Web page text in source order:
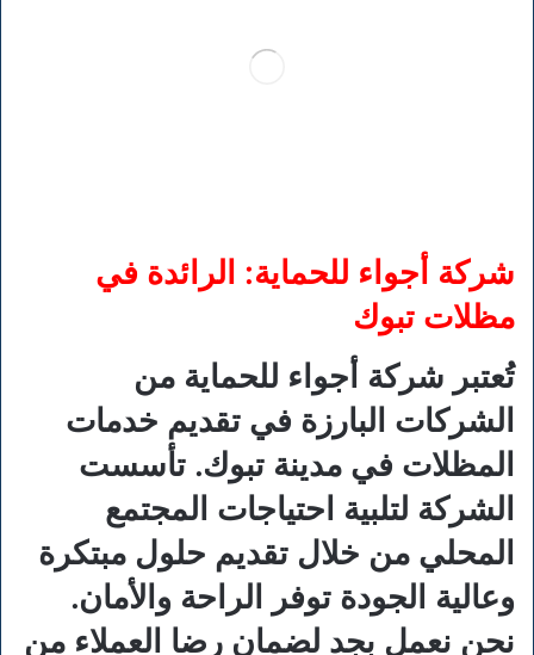
شركة أجواء للحماية: الرائدة في
مظلات تبوك
تُعتبر شركة أجواء للحماية من
الشركات البارزة في تقديم خدمات
المظلات في مدينة تبوك. تأسست
الشركة لتلبية احتياجات المجتمع
المحلي من خلال تقديم حلول مبتكرة
وعالية الجودة توفر الراحة والأمان.
نحن نعمل بجد لضمان رضا العملاء من